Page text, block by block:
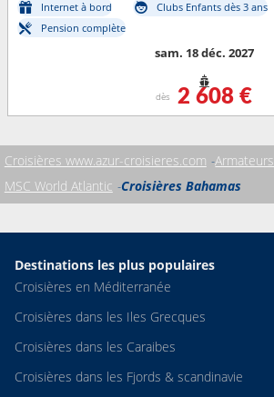
Internet à bord Clubs Enfants dès 3 ans
Pension complète
sam. 18 déc. 2027
dès 2 608 €
Croisières www.azur-croisieres.com Armateurs
MSC World Atlantic Croisières Bahamas
Destinations les plus populaires
Croisières en Méditerranée
Croisières dans les Iles Grecques
Croisières dans les Caraibes
Croisières dans les Fjords & scandinavie